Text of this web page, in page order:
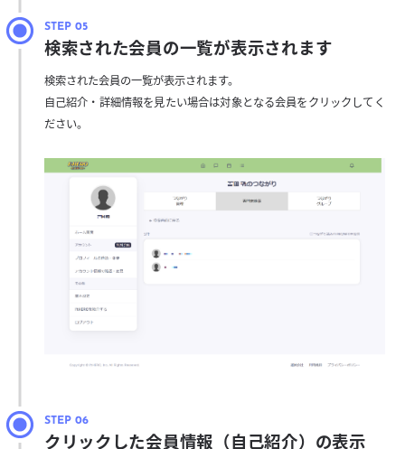
検索された会員の一覧が表示されます
検索された会員の一覧が表示されます。
自己紹介・詳細情報を見たい場合は対象となる会員をクリックしてく
ださい。
クリックした会員情報（自己紹介）の表示